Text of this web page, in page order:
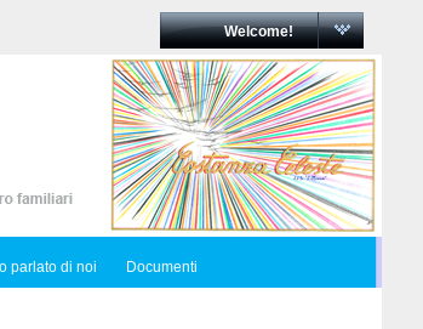
Welcome!
parlato di noi Documenti